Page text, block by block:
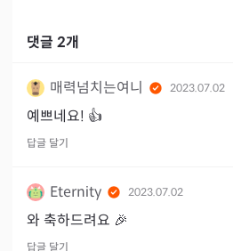
댓글 2개
매력넘치는여니 2023.07.02
예쁘네요! 👍
답글 달기
Eternity 2023.07.02
와 축하드려요 🎉
답글 달기